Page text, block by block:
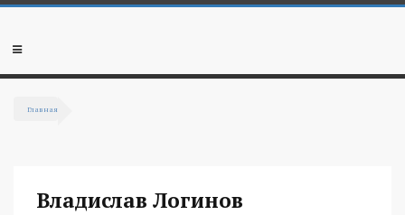
Перейти к основному содержанию
Мобильное
Главная
Владислав Логинов